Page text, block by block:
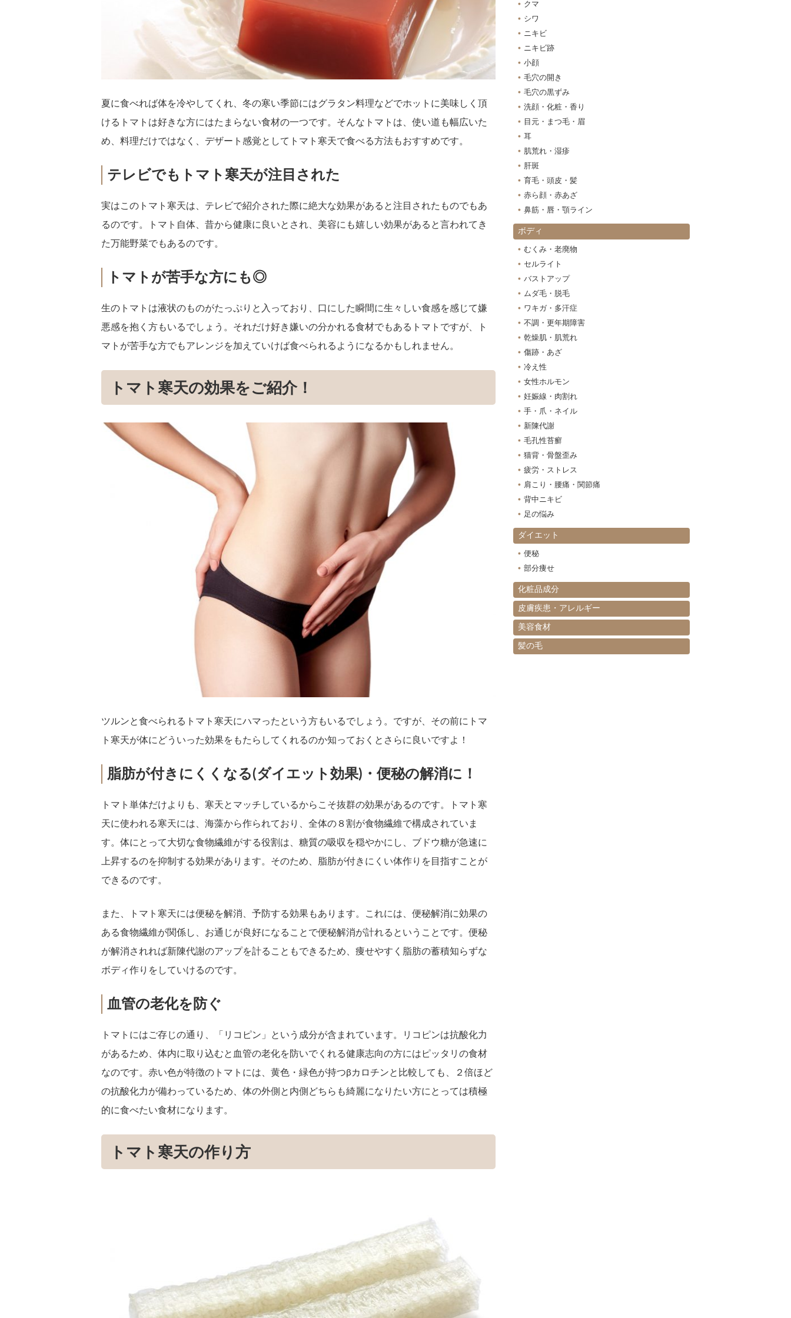
夏に食べれば体を冷やしてくれ、冬の寒い季節にはグラタン料理などでホットに美味しく頂
けるトマトは好きな方にはたまらない食材の一つです。そんなトマトは、使い道も幅広いた
め、料理だけではなく、デザート感覚としてトマト寒天で食べる方法もおすすめです。
テレビでもトマト寒天が注目された
実はこのトマト寒天は、テレビで紹介された際に絶大な効果があると注目されたものでもあ
るのです。トマト自体、昔から健康に良いとされ、美容にも嬉しい効果があると言われてき
た万能野菜でもあるのです。
トマトが苦手な方にも◎
生のトマトは液状のものがたっぷりと入っており、口にした瞬間に生々しい食感を感じて嫌
悪感を抱く方もいるでしょう。それだけ好き嫌いの分かれる食材でもあるトマトですが、ト
マトが苦手な方でもアレンジを加えていけば食べられるようになるかもしれません。
トマト寒天の効果をご紹介！
ツルンと食べられるトマト寒天にハマったという方もいるでしょう。ですが、その前にトマ
ト寒天が体にどういった効果をもたらしてくれるのか知っておくとさらに良いですよ！
脂肪が付きにくくなる(ダイエット効果)・便秘の解消に！
トマト単体だけよりも、寒天とマッチしているからこそ抜群の効果があるのです。トマト寒
天に使われる寒天には、海藻から作られており、全体の８割が食物繊維で構成されていま
す。体にとって大切な食物繊維がする役割は、糖質の吸収を穏やかにし、ブドウ糖が急速に
上昇するのを抑制する効果があります。そのため、脂肪が付きにくい体作りを目指すことが
できるのです。
また、トマト寒天には便秘を解消、予防する効果もあります。これには、便秘解消に効果の
ある食物繊維が関係し、お通じが良好になることで便秘解消が計れるということです。便秘
が解消されれば新陳代謝のアップを計ることもできるため、痩せやすく脂肪の蓄積知らずな
ボディ作りをしていけるのです。
血管の老化を防ぐ
トマトにはご存じの通り、「リコピン」という成分が含まれています。リコピンは抗酸化力
があるため、体内に取り込むと血管の老化を防いでくれる健康志向の方にはピッタリの食材
なのです。赤い色が特徴のトマトには、黄色・緑色が持つβカロチンと比較しても、２倍ほど
の抗酸化力が備わっているため、体の外側と内側どちらも綺麗になりたい方にとっては積極
的に食べたい食材になります。
トマト寒天の作り方
クマ
シワ
ニキビ
ニキビ跡
小顔
毛穴の開き
毛穴の黒ずみ
洗顔・化粧・香り
目元・まつ毛・眉
耳
肌荒れ・湿疹
肝斑
育毛・頭皮・髪
赤ら顔・赤あざ
鼻筋・唇・顎ライン
ボディ
むくみ・老廃物
セルライト
バストアップ
ムダ毛・脱毛
ワキガ・多汗症
不調・更年期障害
乾燥肌・肌荒れ
傷跡・あざ
冷え性
女性ホルモン
妊娠線・肉割れ
手・爪・ネイル
新陳代謝
毛孔性苔癬
猫背・骨盤歪み
疲労・ストレス
肩こり・腰痛・関節痛
背中ニキビ
足の悩み
ダイエット
便秘
部分痩せ
化粧品成分
皮膚疾患・アレルギー
美容食材
髪の毛